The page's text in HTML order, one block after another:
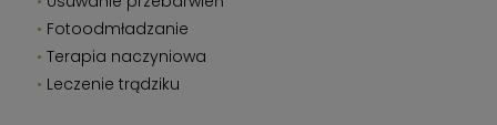
Fotoodmładzanie
Terapia naczyniowa
Leczenie trądziku